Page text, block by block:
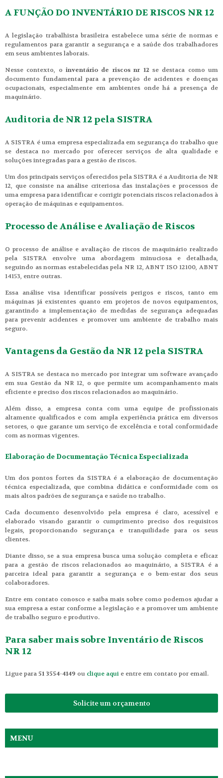
A FUNÇÃO DO INVENTÁRIO DE RISCOS NR 12
A legislação trabalhista brasileira estabelece uma série de normas e
regulamentos para garantir a segurança e a saúde dos trabalhadores
em seus ambientes laborais.
Nesse contexto, oinventário de riscos nr 12se destaca como um
documento fundamental para a prevenção de acidentes e doenças
ocupacionais, especialmente em ambientes onde há a presença de
maquinário.
Auditoria de NR 12 pela SISTRA
A SISTRA é uma empresa especializada em segurança do trabalho que
se destaca no mercado por oferecer serviços de alta qualidade e
soluções integradas para a gestão de riscos.
Um dos principais serviços oferecidos pela SISTRA é a Auditoria de NR
12, que consiste na análise criteriosa das instalações e processos de
uma empresa para identificar e corrigir potenciais riscos relacionados à
operação de máquinas e equipamentos.
Processo de Análise e Avaliação de Riscos
O processo de análise e avaliação de riscos de maquinário realizado
pela SISTRA envolve uma abordagem minuciosa e detalhada,
seguindo as normas estabelecidas pela NR 12, ABNT ISO 12100, ABNT
14153, entre outras.
Essa análise visa identificar possíveis perigos e riscos, tanto em
máquinas já existentes quanto em projetos de novos equipamentos,
garantindo a implementação de medidas de segurança adequadas
para prevenir acidentes e promover um ambiente de trabalho mais
seguro.
Vantagens da Gestão da NR 12 pela SISTRA
A SISTRA se destaca no mercado por integrar um software avançado
em sua Gestão da NR 12, o que permite um acompanhamento mais
eficiente e preciso dos riscos relacionados ao maquinário.
Além disso, a empresa conta com uma equipe de profissionais
altamente qualificados e com ampla experiência prática em diversos
setores, o que garante um serviço de excelência e total conformidade
com as normas vigentes.
Elaboração de Documentação Técnica Especializada
Um dos pontos fortes da SISTRA é a elaboração de documentação
técnica especializada, que combina didática e conformidade com os
mais altos padrões de segurança e saúde no trabalho.
Cada documento desenvolvido pela empresa é claro, acessível e
elaborado visando garantir o cumprimento preciso dos requisitos
legais, proporcionando segurança e tranquilidade para os seus
clientes.
Diante disso, se a sua empresa busca uma solução completa e eficaz
para a gestão de riscos relacionados ao maquinário, a SISTRA é a
parceira ideal para garantir a segurança e o bem-estar dos seus
colaboradores.
Entre em contato conosco e saiba mais sobre como podemos ajudar a
sua empresa a estar conforme a legislação e a promover um ambiente
de trabalho seguro e produtivo.
Para saber mais sobre Inventário de Riscos
NR 12
Ligue para51 3554-4149 ou clique aqui e entre em contato por email.
Solicite um orçamento
MENU